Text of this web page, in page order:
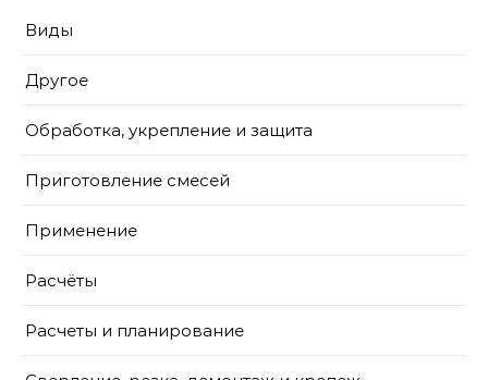
Виды
Другое
Обработка, укрепление и защита
Приготовление смесей
Применение
Расчёты
Расчеты и планирование